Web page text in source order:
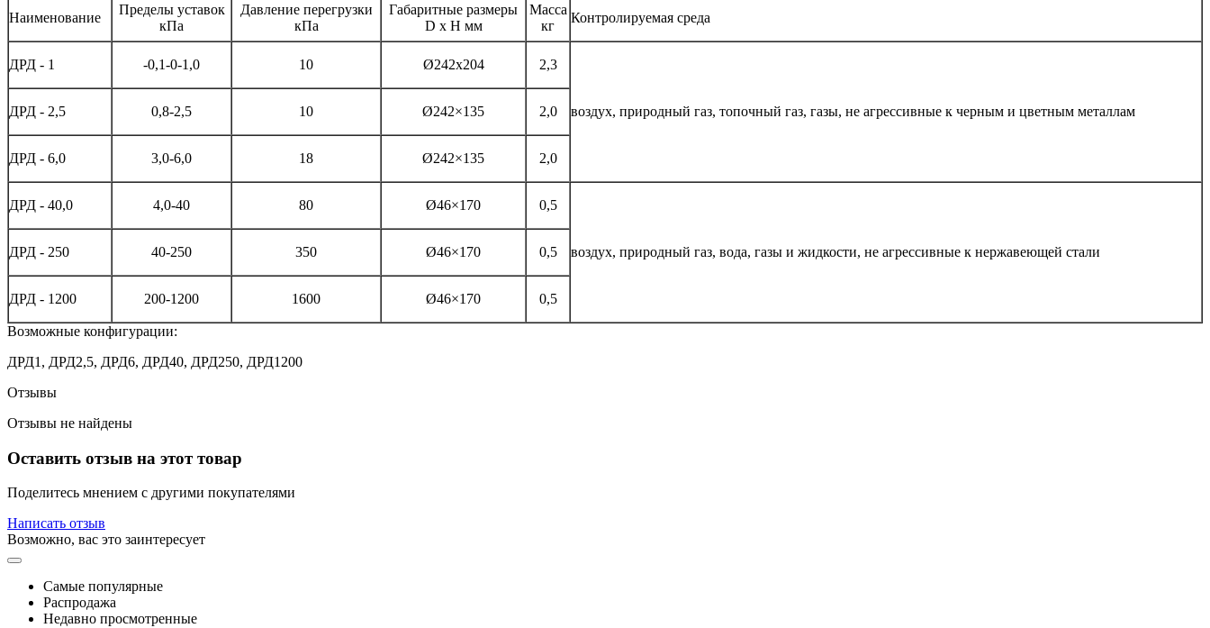
Наименование
Пределы уставок
кПа
Давление перегрузки
кПа
Габаритные размеры
D x H мм
Масса
кг
Контролируемая среда
ДРД - 1 -0,1-0-1,0 10 Ø242х204 2,3
воздух, природный газ, топочный газ, газы, не агрессивные к черным и цветным металлам
ДРД - 2,5 0,8-2,5 10 Ø242×135 2,0
ДРД - 6,0 3,0-6,0 18 Ø242×135 2,0
ДРД - 40,0 4,0-40 80 Ø46×170 0,5
воздух, природный газ, вода, газы и жидкости, не агрессивные к нержавеющей стали
ДРД - 250 40-250 350 Ø46×170 0,5
ДРД - 1200 200-1200 1600 Ø46×170 0,5
Возможные конфигурации:
ДРД1, ДРД2,5, ДРД6, ДРД40, ДРД250, ДРД1200
Отзывы
Отзывы не найдены
Оставить отзыв на этот товар
Поделитесь мнением с другими покупателями
Написать отзыв
Возможно, вас это заинтересует
Самые популярные
Распродажа
Недавно просмотренные